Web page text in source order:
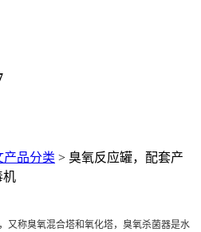
产品分类 > 臭氧反应罐，配套产
机
又称臭氧混合塔和氧化塔，臭氧杀菌器是水